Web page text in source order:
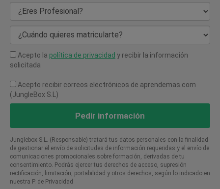
¿Eres Profesional?
¿Cuándo quieres matricularte?
Acepto la política de privacidad y recibir la información
solicitada
Acepto recibir correos electrónicos de aprendemas.com
(JungleBox S.L)
Pedir información
Junglebox S.L. (Responsable) tratará tus datos personales con la finalidad
de gestionar el envío de solicitudes de información requeridas y el envío de
comunicaciones promocionales sobre formación, derivadas de tu
consentimiento. Podrás ejercer tus derechos de acceso, supresión
rectificación, limitación, portabilidad y otros derechos, según lo indicado en
nuestra P. de Privacidad​